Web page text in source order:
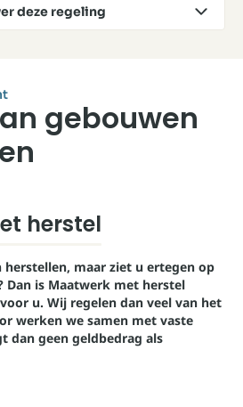
deze regeling
gebouwen
herstel
maar ziet u ertegen op
Dan is Maatwerk met herstel
u. Wij regelen dan veel van het
werken we samen met vaste
dan geen geldbedrag als